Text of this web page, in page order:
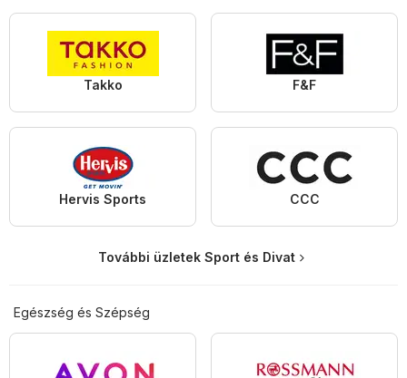
Takko F&F
Hervis Sports CCC
További üzletek Sport és Divat
Egészség és Szépség